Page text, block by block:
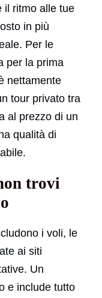
il ritmo alle tue
in più
Per le
per la prima
nettamente
tour privato tra
al prezzo di un
qualità di
trovi
i voli, le
ai siti
Un
e include tutto